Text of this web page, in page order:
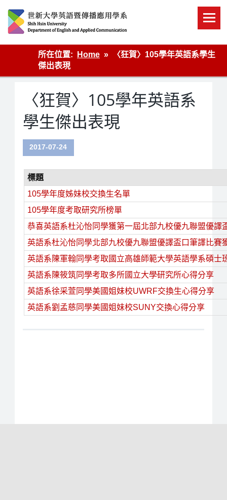
content
英語傳播
所在位置:
Home
〈狂賀〉105學年英語系學生
傑出表現
〈狂賀〉105學年英語系
學生傑出表現
2017-07-24
標題
105學年度姊妹校交換生名單
105學年度考取研究所榜單
恭喜英語系杜沁怡同學獲第一屆北部九校優九聯盟優譯
英語系杜沁怡同學北部九校優九聯盟優譯盃口筆譯比賽
英語系陳軍翰同學考取國立高雄師範大學英語學系碩士
英語系陳筱筑同學考取多所國立大學研究所心得分享
英語系徐采萱同學美國姐妹校UWRF交換生心得分享
英語系劉孟慈同學美國姐妹校SUNY交換心得分享